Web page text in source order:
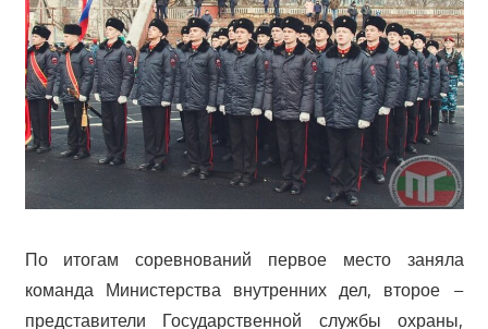
По итогам соревнований первое место заняла
команда Министерства внутренних дел, второе –
представители Государственной службы охраны,